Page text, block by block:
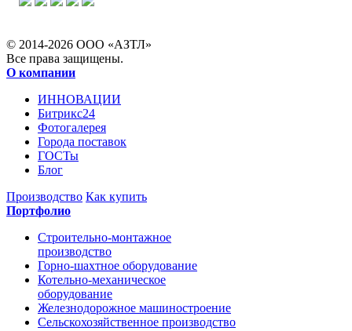
© 2014-2026 ООО «АЗТЛ»
Все права защищены.
О компании
ИННОВАЦИИ
Битрикс24
Фотогалерея
Города поставок
ГОСТы
Блог
Производство Как купить
Портфолио
Строительно-монтажное
производство
Горно-шахтное оборудование
Котельно-механическое
оборудование
Железнодорожное машиностроение
Сельскохозяйственное производство